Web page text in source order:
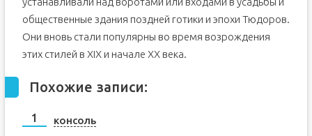
общественные здания поздней готики и эпохи Тюдоров.
Они вновь стали популярны во время возрождения
этих стилей в XIX и начале XX века.
Похожие записи:
консоль